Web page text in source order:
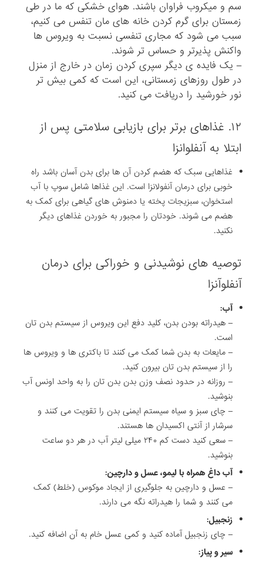
سم و میکروب فراوان باشند. هوای خشکی که ما در طی
زمستان برای گرم کردن خانه های مان تنفس می کنیم،
سبب می شود که مجاری تنفسی نسبت به ویروس ها
واکنش پذیرتر و حساس تر شوند.
– یک فایده ی دیگر سپری کردن زمان در خارج از منزل
در طول روزهای زمستانی، این است که کمی بیش تر
نور خورشید را دریافت می کنید.
۱۲. غذاهای برتر برای بازیابی سلامتی پس از
ابتلا به آنفلوانزا
غذاهایی سبک که هضم کردن آن ها برای بدن آسان باشد راه
خوبی برای درمان آنفولانزا است. این غذاها شامل سوپ با آب
استخوان، سبزیجات پخته یا دمنوش های گیاهی برای کمک به
هضم می شوند. خودتان را مجبور به خوردن غذاهای دیگر
نکنید.
توصیه های نوشیدنی و خوراکی برای درمان
آنفلوآنزا
آب:
– هیدراته بودن بدن، کلید دفع این ویروس از سیستم بدن تان
است.
– مایعات به بدن شما کمک می کنند تا باکتری ها و ویروس ها
را از سیستم بدن تان بیرون کنید.
– روزانه در حدود نصف وزن بدن بدن تان را به واحد اونس آب
بنوشید.
– چای سبز و سیاه سیستم ایمنی بدن را تقویت می کنند و
سرشار از آنتی اکسیدان ها هستند.
– سعی کنید دست کم ۲۴۰ میلی لیتر آب در هر دو ساعت
بنوشید.
آب داغ همراه با لیمو، عسل و دارچین:
– عسل و دارچین به جلوگیری از ایجاد موکوس (خلط) کمک
می کنند و شما را هیدراته نگه می دارند.
زنجبیل:
– چای زنجبیل آماده کنید و کمی عسل خام به آن اضافه کنید.
سیر و پیاز: